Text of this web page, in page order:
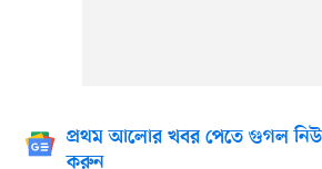
প্রথম আলোর খবর পেতে গুগল
করুন